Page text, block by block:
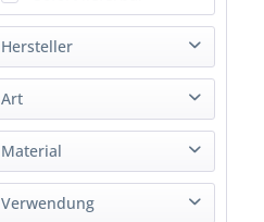
Hersteller
Art
Ringmontage
Material
stahl
Verwendung